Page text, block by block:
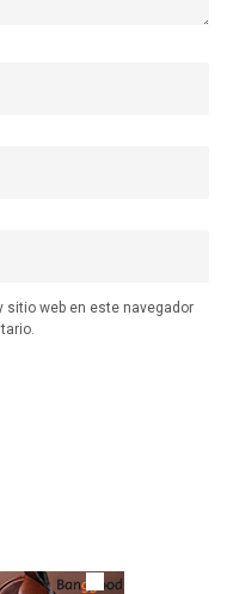
sitio web en este navegador